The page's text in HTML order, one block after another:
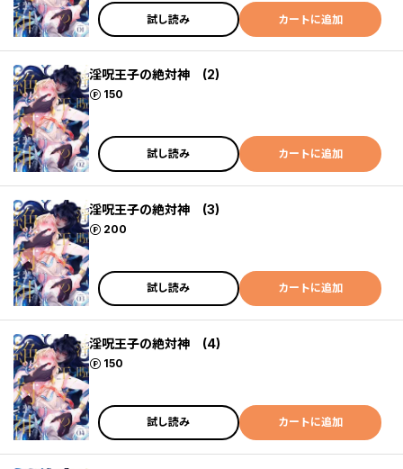
試し読み カートに追加
淫呪王子の絶対神 (2)
150
ポイント
試し読み カートに追加
淫呪王子の絶対神 (3)
200
ポイント
試し読み カートに追加
淫呪王子の絶対神 (4)
150
ポイント
試し読み カートに追加